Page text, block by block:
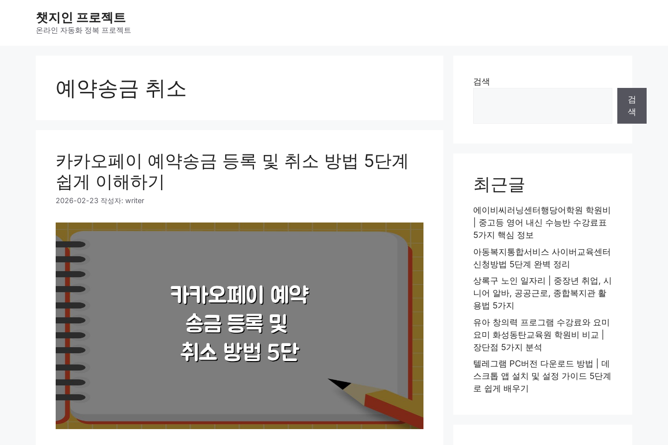
챗지인 프로젝트
온라인 자동화 정복 프로젝트
예약송금 취소
카카오페이 예약송금 등록 및 취소 방법 5단계
쉽게 이해하기
2026-02-23 작성자: writer
검색
검
색
최근글
에이비씨러닝센터행당어학원 학원비
| 중고등 영어 내신 수능반 수강료표
5가지 핵심 정보
아동복지통합서비스 사이버교육센터
신청방법 5단계 완벽 정리
상록구 노인 일자리 | 중장년 취업, 시
니어 알바, 공공근로, 종합복지관 활
용법 5가지
유아 창의력 프로그램 수강료와 요미
요미 화성동탄교육원 학원비 비교 |
장단점 5가지 분석
텔레그램 PC버전 다운로드 방법 | 데
스크톱 앱 설치 및 설정 가이드 5단계
로 쉽게 배우기